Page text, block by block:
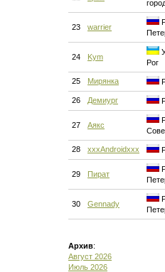
23 warrier
24 Kym
Рог
25 Мирянка
26 Демиург
27 Аякс
28 xxxAndroidxxx
29 Пират
30 Gennady
Архив:
Август 2026
Июль 2026